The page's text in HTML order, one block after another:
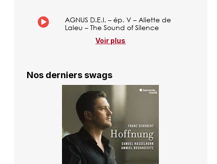
AGNUS D.E.I. – ép. V – Aliette de
Laleu – The Sound of Silence
Voir plus
Nos derniers swags